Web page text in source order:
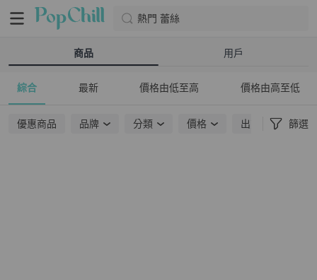
熱門 蕾絲
商品 用戶
綜合 最新 價格由低至高 價格由高至低
優惠商品 品牌 分類 價格 出貨地點 篩選